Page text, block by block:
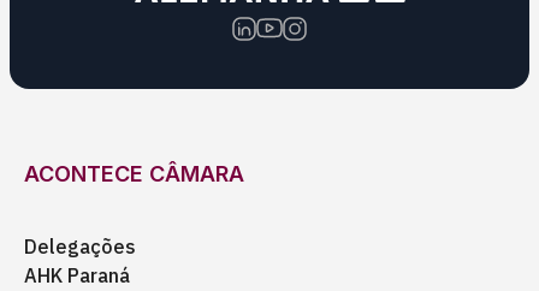
ACONTECE CÂMARA
Delegações
AHK Paraná